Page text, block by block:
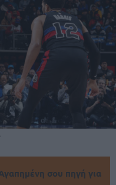
σου πηγή για